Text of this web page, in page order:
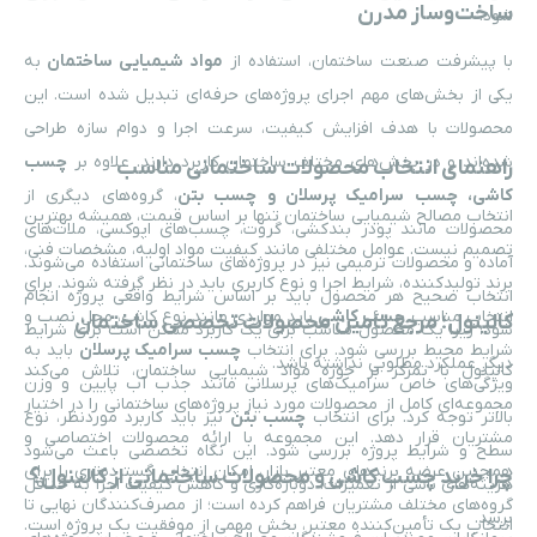
شود.
ساخت‌وساز مدرن
با پیشرفت صنعت ساختمان، استفاده از مواد شیمیایی ساختمان به
یکی از بخش‌های مهم اجرای پروژه‌های حرفه‌ای تبدیل شده است. این
محصولات با هدف افزایش کیفیت، سرعت اجرا و دوام سازه طراحی
شده‌اند و در بخش‌های مختلف ساختمان کاربرد دارند. علاوه بر
چسب
کاشی، چسب سرامیک پرسلان و چسب بتن، گروه‌های دیگری از
محصولات مانند پودر بندکشی، گروت، چسب‌های اپوکسی، ملات‌های
آماده و محصولات ترمیمی نیز در پروژه‌های ساختمانی استفاده می‌شوند.
انتخاب صحیح هر محصول باید بر اساس شرایط واقعی پروژه انجام
شود؛ زیرا یک محصول مناسب برای یک کاربرد ممکن است برای شرایط
دیگر عملکرد مطلوبی نداشته باشد.
راهنمای انتخاب محصولات ساختمانی مناسب
انتخاب مصالح شیمیایی ساختمان تنها بر اساس قیمت، همیشه بهترین
تصمیم نیست. عوامل مختلفی مانند کیفیت مواد اولیه، مشخصات فنی،
برند تولیدکننده، شرایط اجرا و نوع کاربری باید در نظر گرفته شوند. برای
انتخاب مناسبچسب کاشیباید مواردی مانند نوع کاشی، محل نصب و
شرایط محیط بررسی شود. برای انتخاب
چسب سرامیک پرسلان باید به
ویژگی‌های خاص سرامیک‌های پرسلانی مانند جذب آب پایین و وزن
بالاتر توجه کرد. برای انتخاب
چسب بتننیز باید کاربرد موردنظر، نوع
سطح و شرایط پروژه بررسی شود. این نگاه تخصصی باعث می‌شود
هزینه‌های ناشی از تعمیرات، دوباره‌کاری و کاهش کیفیت اجرا به حداقل
برسد.
کالینول؛ مرجع تأمین محصولات تخصصی ساختمان
کالینول با تمرکز بر حوزه مواد شیمیایی ساختمان، تلاش می‌کند
مجموعه‌ای کامل از محصولات مورد نیاز پروژه‌های ساختمانی را در اختیار
مشتریان قرار دهد. این مجموعه با ارائه محصولات اختصاصی و
همچنین عرضه برندهای معتبر بازار، امکان انتخاب گسترده‌تری را برای
گروه‌های مختلف مشتریان فراهم کرده است؛ از مصرف‌کنندگان نهایی تا
چرا خرید چسب کاشی و محصولات ساختمانی از کالینول؟
انتخاب یک تأمین‌کننده معتبر، بخش مهمی از موفقیت یک پروژه است.